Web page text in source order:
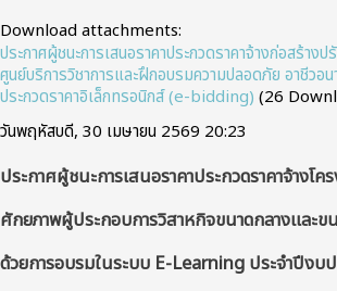
Download attachments:
ประกาศผู้ชนะการเสนอราคาประกวดราคาจ้างก่อสร้าง
ศูนย์บริการวิชาการและฝึกอบรมความปลอดภัย อาชีวอน
ประกวดราคาอิเล็กทรอนิกส์ (e-bidding) (26
วันพฤหัสบดี, 30 เมษายน 2569 20:23
ประกาศผู้ชนะการเสนอราคาประกวดราคาจ้างโค
ศักยภาพผู้ประกอบการวิสาหกิจขนาดกลางและข
ด้วยการอบรมในระบบ E-Learning ประจำปีงบ